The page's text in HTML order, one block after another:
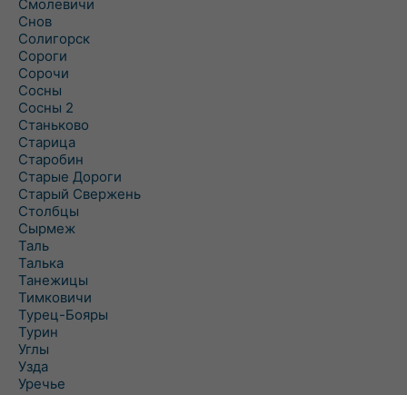
Смолевичи
Снов
Солигорск
Сороги
Сорочи
Сосны
Сосны 2
Станьково
Старица
Старобин
Старые Дороги
Старый Свержень
Столбцы
Сырмеж
Таль
Талька
Танежицы
Тимковичи
Турец-Бояры
Турин
Углы
Узда
Уречье